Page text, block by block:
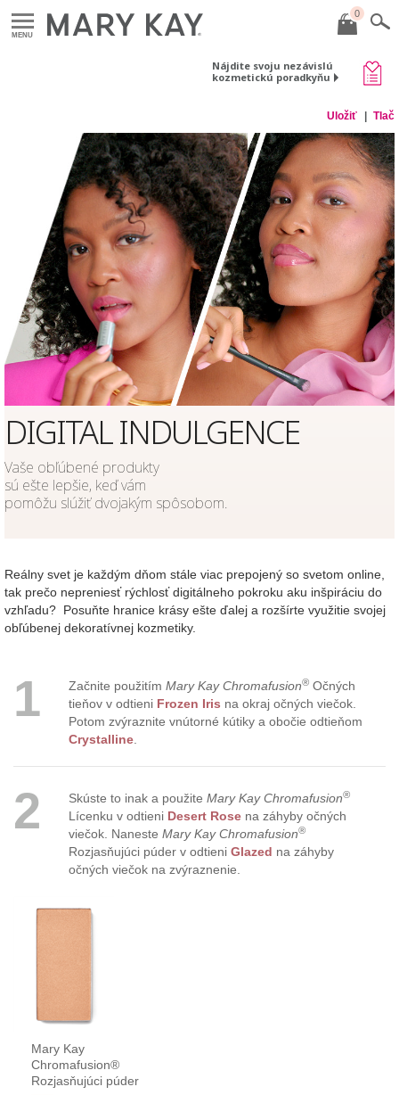
MENU
0
Nájdite svoju nezávislú
kozmetickú poradkyňu
Uložiť Tlač
DIGITAL INDULGENCE
Vaše obľúbené produkty
sú ešte lepšie, keď vám
pomôžu slúžiť dvojakým spôsobom.
Reálny svet je každým dňom stále viac prepojený so svetom online,
tak prečo nepreniesť rýchlosť digitálneho pokroku aku inšpiráciu do
vzhľadu? Posuňte hranice krásy ešte ďalej a rozšírte využitie svojej
obľúbenej dekoratívnej kozmetiky.
1 Začnite použitím Mary Kay Chromafusion®Očných
tieňov v odtieni Frozen Iris na okraj očných viečok.
Potom zvýraznite vnútorné kútiky a obočie odtieňom
Crystalline.
2 Skúste to inak a použite Mary Kay Chromafusion®
Lícenku v odtieni Desert Rosena záhyby očných
viečok. Naneste Mary Kay Chromafusion®
Rozjasňujúci púder v odtieni Glazed na záhyby
očných viečok na zvýraznenie.
Mary Kay
Chromafusion®
Rozjasňujúci púder